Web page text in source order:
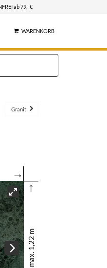
ab 79,- €
WARENKORB
Granit
→
↑
max. 1,22 m